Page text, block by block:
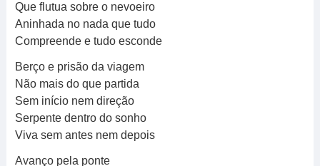
Que flutua sobre o nevoeiro
Aninhada no nada que tudo
Compreende e tudo esconde
Berço e prisão da viagem
Não mais do que partida
Sem início nem direção
Serpente dentro do sonho
Viva sem antes nem depois
Avanço pela ponte